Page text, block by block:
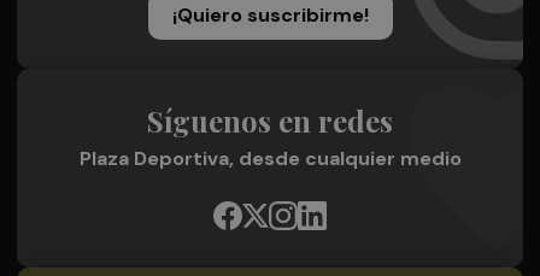
¡Quiero suscribirme!
Síguenos en redes
Plaza Deportiva, desde cualquier medio